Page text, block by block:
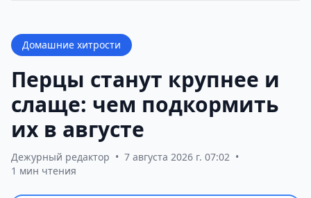
Домашние хитрости
Перцы станут крупнее и
слаще: чем подкормить
их в августе
Дежурный редактор • 7 августа 2026 г. 07:02 •
1 мин чтения